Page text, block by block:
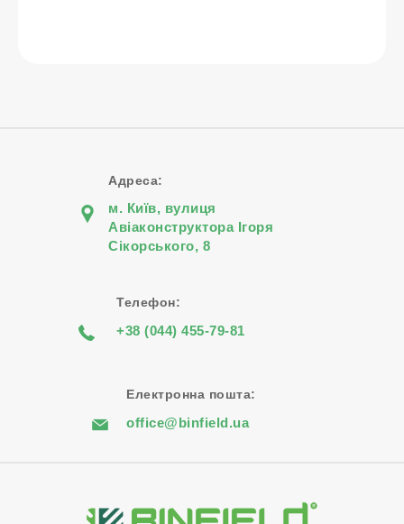
Адреса:
м. Київ, вулиця
Авіаконструктора Iгоря
Сiкорського, 8
Телефон:
+38 (044) 455-79-81
Електронна пошта:
office@binfield.ua